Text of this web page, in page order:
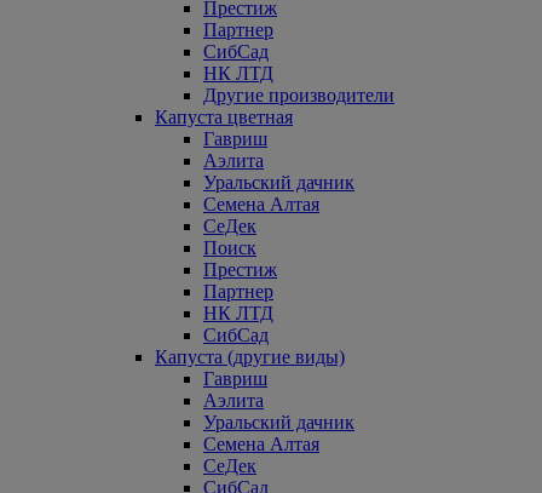
Престиж
Партнер
СибСад
НК ЛТД
Другие производители
Капуста цветная
Гавриш
Аэлита
Уральский дачник
Семена Алтая
СеДек
Поиск
Престиж
Партнер
НК ЛТД
СибСад
Капуста (другие виды)
Гавриш
Аэлита
Уральский дачник
Семена Алтая
СеДек
СибСад